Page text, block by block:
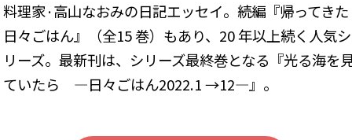
料理家·高山なおみの日記エッセイ。続編『帰ってきた
日々ごはん』（全15 巻）もあり、20 年以上続く人気シ
リーズ。最新刊は、シリーズ最終巻となる『光る海を
ていたら ―日々ごはん2022.1 →12―』。